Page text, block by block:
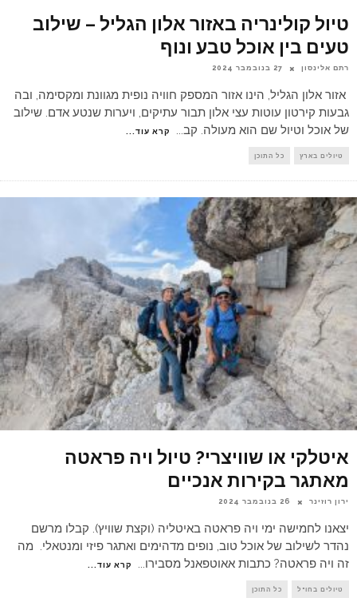
טיול קולינריה באזור אלון הגליל – שילוב
טעים בין אוכל טבע ונוף
רתם אלינסון 27 בנובמבר 2024
אזור אלון הגליל, הינו אזור המספק חוויה נופית מגוונת ומקסימה, ובה
גבעות קירטון עוטות עצי אלון תבור עתיקים, ויערות שנטע אדם. שילוב
של אוכל וטיול שם הוא מעולה. קב
קרא עוד...
טיולים בארץ כל התוכן
איטלקי או שוויצרי? טיול ויה פראטה
מאתגר בקירות אנכיים
ירון רוזינר 26 בנובמבר 2024
יצאנו לחמישה ימי ויה פראטה באיטליה (וקצת שוויץ). קבלו מרשם
נהדר לשילוב של אוכל טוב, נופים מדהימים ואתגר פיזי ומנטאלי. מה
זה ויה פראטה? כתבות אאוטפאנל מסבירו... קרא עוד...
טיולים בחו"ל כל התוכן